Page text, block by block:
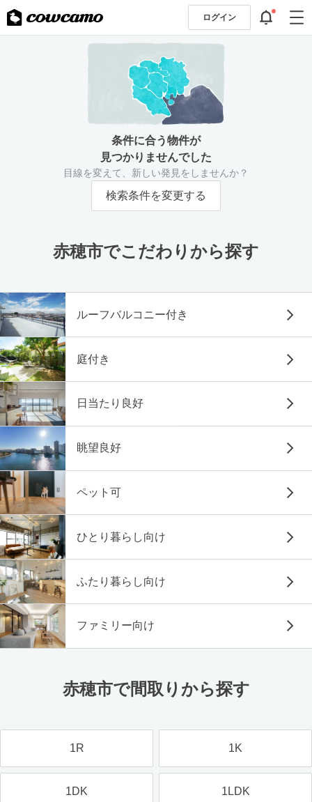
ログイン
条件に合う物件が
見つかりませんでした
目線を変えて、新しい発見をしませんか？
検索条件を変更する
赤穂市でこだわりから探す
ルーフバルコニー付き
庭付き
日当たり良好
眺望良好
ペット可
ひとり暮らし向け
ふたり暮らし向け
ファミリー向け
赤穂市で間取りから探す
1R 1K
1DK 1LDK